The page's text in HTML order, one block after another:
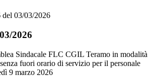
03/03/2026
2026
Sindacale FLC CGIL Teramo in modalità
fuori orario di servizio per il personale
9 marzo 2026